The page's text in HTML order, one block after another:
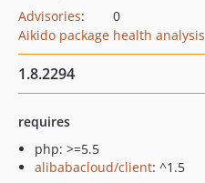
Advisories:
0
Aikido package health analysis
1.8.2294
requires
php: >=5.5
alibabacloud/client: ^1.5